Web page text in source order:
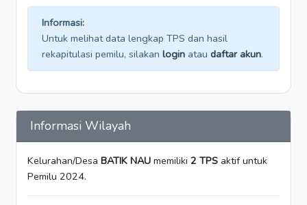
Informasi:
Untuk melihat data lengkap TPS dan hasil
rekapitulasi pemilu, silakan login atau daftar akun.
Informasi Wilayah
Kelurahan/Desa BATIK NAU memiliki 2 TPS aktif untuk
Pemilu 2024.